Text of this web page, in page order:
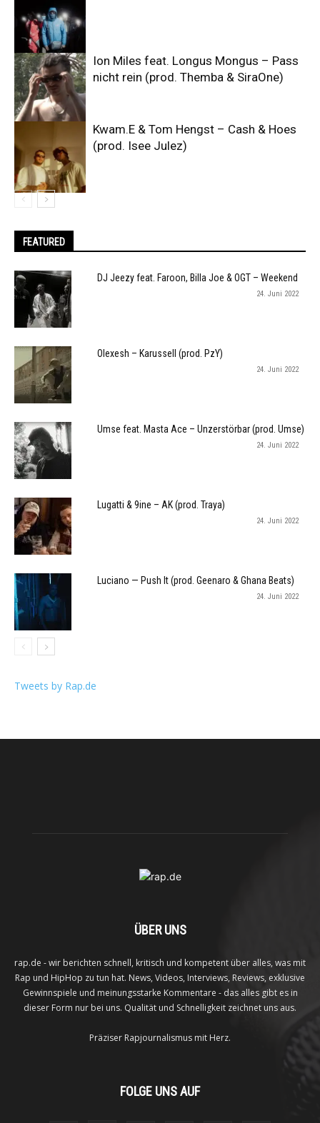
Ion Miles feat. Longus Mongus – Pass
nicht rein (prod. Themba & SiraOne)
Kwam.E & Tom Hengst – Cash & Hoes
(prod. Isee Julez)
FEATURED
DJ Jeezy feat. Faroon, Billa Joe & OGT – Weekend
24. Juni 2022
Olexesh – Karussell (prod. PzY)
24. Juni 2022
Umse feat. Masta Ace – Unzerstörbar (prod. Umse)
24. Juni 2022
Lugatti & 9ine – AK (prod. Traya)
24. Juni 2022
Luciano — Push It (prod. Geenaro & Ghana Beats)
24. Juni 2022
Tweets by Rap.de
ÜBER UNS
rap.de - wir berichten schnell, kritisch und kompetent über alles, was mit
Rap und HipHop zu tun hat. News, Videos, Interviews, Reviews, exklusive
Gewinnspiele und meinungsstarke Kommentare - das alles gibt es in
dieser Form nur bei uns. Qualität und Schnelligkeit zeichnet uns aus.
Präziser Rapjournalismus mit Herz.
FOLGE UNS AUF